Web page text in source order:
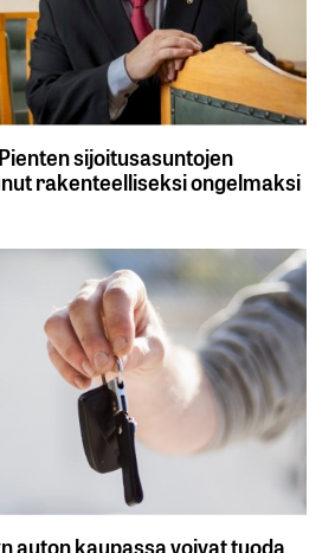
sijoitusasuntojen
rakenteelliseksi ongelmaksi
auton kaupassa voivat tuoda